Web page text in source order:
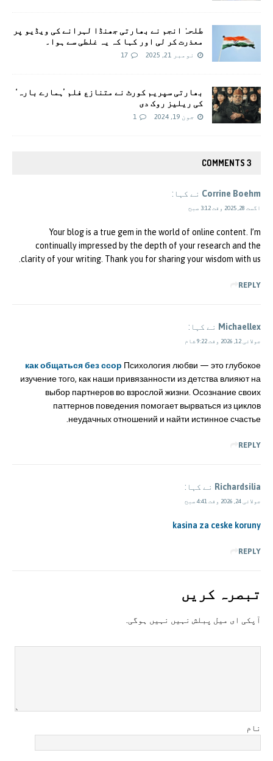
طلحہٰ انجم نے بھارتی جھنڈا لہرانے کی ویڈیو پر
معذرت کر لی اور کہا کہ یہ غلطی سے ہوا۔
نومبر 21, 2025 17
بھارتی سپریم کورٹ نے متنازع فلم ’ہمارے بارہ‘
کی ریلیز روک دی
جون 19, 2024 1
3 COMMENTS
Corrine Boehm نے کہا:
اگست 28, 2025 وقت 3:12 صبح
Your blog is a true gem in the world of online content. I’m
continually impressed by the depth of your research and the
clarity of your writing. Thank you for sharing your wisdom with us.
REPLY
Michaellex نے کہا:
جولائی 12, 2026 وقت 9:22 شام
как общаться без ссор Психология любви — это глубокое
изучение того, как наши привязанности из детства влияют на
выбор партнеров во взрослой жизни. Осознание своих
паттернов поведения помогает вырваться из циклов
неудачных отношений и найти истинное счастье.
REPLY
Richardsilia نے کہا:
جولائی 24, 2026 وقت 4:41 صبح
kasina za ceske koruny
REPLY
تبصرہ کريں
آپکی ای ميل پبلش نہيں نہيں ہوگی.
نام